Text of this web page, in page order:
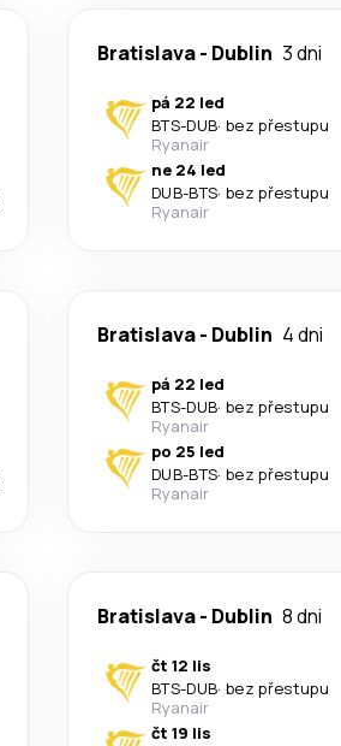
Bratislava- Dublin 3 dni
pá 22 led
BTS-DUB· bez přestupu
Ryanair
ne 24 led
DUB-BTS· bez přestupu
Ryanair
Bratislava- Dublin 4 dni
pá 22 led
BTS-DUB· bez přestupu
Ryanair
po 25 led
DUB-BTS· bez přestupu
Ryanair
Bratislava- Dublin 8 dni
čt 12 lis
BTS-DUB· bez přestupu
Ryanair
čt 19 lis